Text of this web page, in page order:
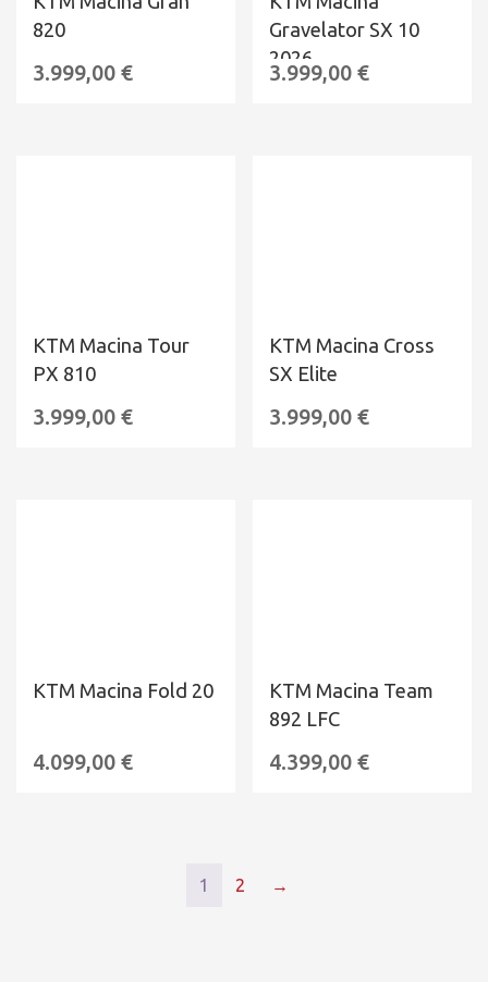
820
3.999,00 €
Gravelator SX 10
2026
3.999,00€
KTM Macina Tour
PX 810
3.999,00 €
KTM Macina Cross
SX Elite
3.999,00€
KTM Macina Fold 20
4.099,00 €
KTM Macina Team
892 LFC
4.399,00€
1 2 →